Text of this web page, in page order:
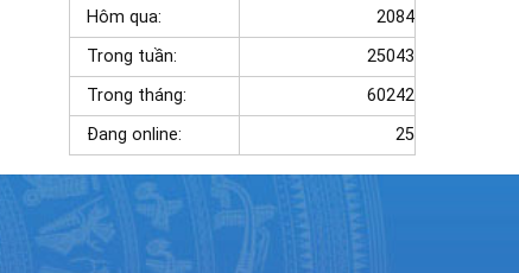
Hôm qua:
2084
Trong tuần:
25043
Trong tháng:
60242
Đang online:
25